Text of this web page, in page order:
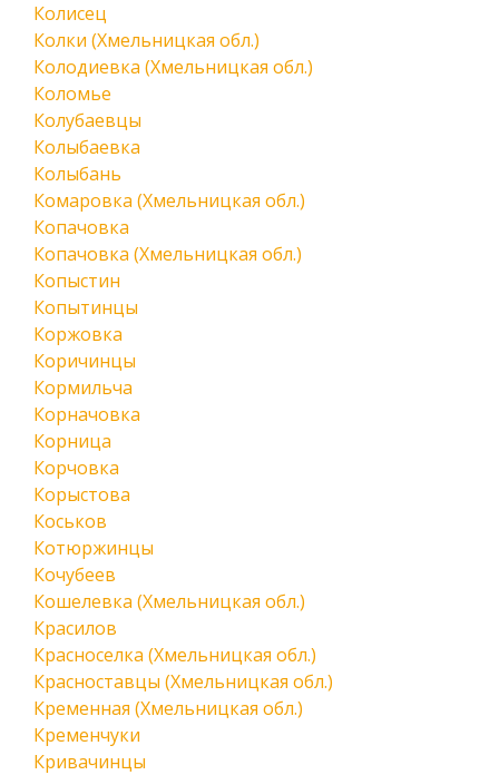
Колисец
Колки (Хмельницкая обл.)
Колодиевка (Хмельницкая обл.)
Коломье
Колубаевцы
Колыбаевка
Колыбань
Комаровка (Хмельницкая обл.)
Копачовка
Копачовка (Хмельницкая обл.)
Копыстин
Копытинцы
Коржовка
Коричинцы
Кормильча
Корначовка
Корница
Корчовка
Корыстова
Коськов
Котюржинцы
Кочубеев
Кошелевка (Хмельницкая обл.)
Красилов
Красноселка (Хмельницкая обл.)
Красноставцы (Хмельницкая обл.)
Кременная (Хмельницкая обл.)
Кременчуки
Кривачинцы